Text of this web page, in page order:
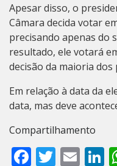
Apesar disso, o
Câmara decida votar
precisando apenas do
resultado, ele votará
decisão da maioria
Em relação à data da
data, mas deve
Compartilhamento
Facebook